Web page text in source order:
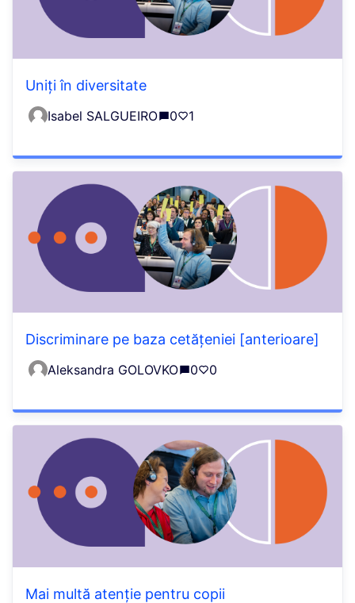
Uniți în diversitate
Isabel SALGUEIRO 0 1
Discriminare pe baza cetățeniei [anterioare]
Aleksandra GOLOVKO 0 0
Mai multă atenție pentru copii